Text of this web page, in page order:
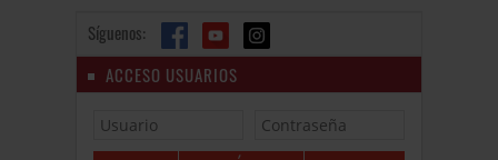
Síguenos:
ACCESO USUARIOS